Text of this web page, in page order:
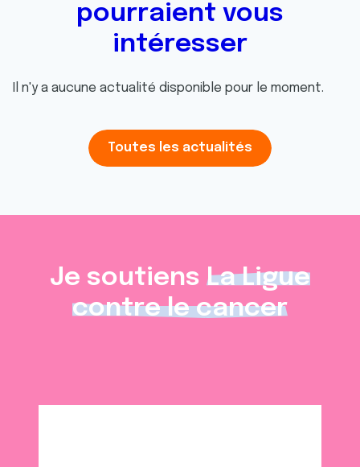
pourraient vous
intéresser
Il n'y a aucune actualité disponible pour le moment.
Toutes les actualités
Je soutiens La Ligue
contre le cancer